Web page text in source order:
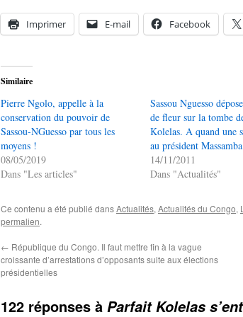
Imprimer E-mail Facebook
Similaire
Pierre Ngolo, appelle à la
conservation du pouvoir de
Sassou-NGuesso par tous les
moyens !
08/05/2019
Dans "Les articles"
Sassou Nguesso
de fleur sur la tombe
Kolelas. A quand une
au président
14/11/2011
Dans "Actualités"
Ce contenu a été publié dansActualités, Actualités du Congo,
permalien.
← République du Congo. Il faut mettre fin à la vague
croissante d’arrestations d’opposants suite aux élections
présidentielles
122 réponses à Parfait Kolelas